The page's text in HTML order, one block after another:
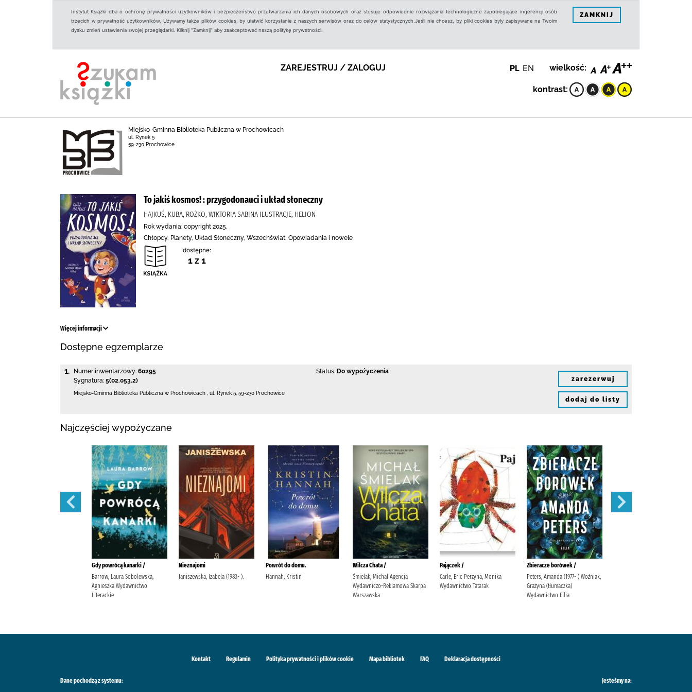
Instytut Książki dba o ochronę prywatności użytkowników i bezpieczeństwo przetwarzania ich danych osobowych oraz stosuje odpowiednie rozwiązania technologiczne zapobiegające ingerencji osób
trzecich w prywatność użytkowników. Używamy także plików cookies, by ułatwić korzystanie z naszych serwisów oraz do celów statystycznych.Jeśli nie chcesz, by pliki cookies były zapisywane na Twoim
dysku zmień ustawienia swojej przeglądarki. Kliknij "Zamknij" aby zaakceptować naszą politykę prywatności.
ZAMKNIJ
ZAREJESTRUJ / ZALOGUJ PL EN wielkość:
kontrast:
Miejsko-Gminna Biblioteka Publiczna w Prochowicach
ul. Rynek 5
59-230 Prochowice
To jakiś kosmos! : przygodonauci i układ słoneczny
HAJKUŚ, KUBA, ROŻKO, WIKTORIA SABINA ILUSTRACJE, HELION
Rok wydania: copyright 2025.
Chłopcy, Planety, Układ Słoneczny, Wszechświat, Opowiadania i nowele
dostępne:
1 z 1
Więcej informacji
Dostępne egzemplarze
1. Numer inwentarzowy: 60295
Sygnatura: 5(02.053.2)
Status: Do wypożyczenia
Miejsko-Gminna Biblioteka Publiczna w Prochowicach ul. Rynek 5 59-230 Prochowice
zarezerwuj
dodaj do listy
Najczęściej wypożyczane
Gdy powrócą kanarki /
Barrow, Laura Sobolewska,
Agnieszka Wydawnictwo
Literackie
Nieznajomi
Janiszewska, Izabela (1983- ).
Powrót do domu.
Hannah, Kristin
Wilcza Chata /
Śmielak, Michał Agencja
Wydawniczo-Reklamowa Skarpa
Warszawska
Pajączek /
Carle, Eric Perzyna, Monika
Wydawnictwo Tatarak
Zbieracze borówek /
Peters, Amanda (1977- ) Woźniak,
Grażyna (tłumaczka)
Wydawnictwo Filia
Kontakt Regulamin Polityka prywatności i plików cookie Mapa bibliotek FAQ Deklaracja dostępności
Dane pochodzą z systemu: Jesteśmy na: